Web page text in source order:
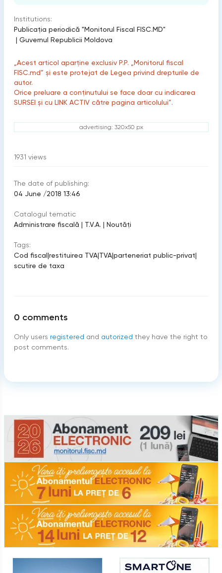
Institutions:
Publicaţia periodică "Monitorul Fiscal FISC.MD"
| Guvernul Republicii Moldova
„Acest articol aparține exclusiv P.P. „Monitorul fiscal
FISC.md” și este protejat de Legea privind drepturile de
autor.
Orice preluare a conținutului se face doar cu indicarea
SURSEI și cu LINK ACTIV către pagina articolului”.
advertising: 320x50 px
1931 views
The date of publishing:
04 June /2018 13:46
Catalogul tematic
Administrare fiscală | T.V.A. | Noutăți
Tags:
Cod fiscal|restituirea TVA|TVA|parteneriat public-privat|
scutire de taxa
0 comments
Only users registered and autorized they have the right to
post comments.